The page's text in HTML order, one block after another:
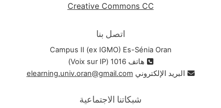
Creative Commons CC
اتصل بنا
Campus II (ex IGMO) Es-Sénia Oran
هاتف 1016 (Voix sur IP)
البريد الإلكتروني elearning.univ.oran@gmail.com
شبكاتنا الاجتماعية